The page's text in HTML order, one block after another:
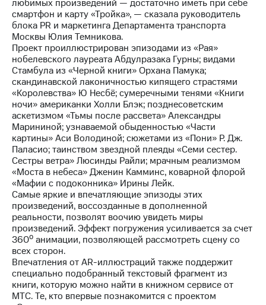
Описание
Программа
приобретения
Порядок
выкупа
акций
Дивиденды
Рынок
облигаций
Описание
Еврооблигации-2023
Уведомление
о
погашении
именных
облигаций
Другое
Регистратор
Реквизиты
Контакты
развитие
деловая этика
На главную
любимых произведений — достаточно иметь при себе
смартфон и карту «Тройка», — сказала руководитель
блока PR и маркетинга Департамента транспорта
Москвы Юлия Темникова.
Проект проиллюстрирован эпизодами из «Рая»
нобелевского лауреата Абдулразака Гурны; видами
Стамбула из «Черной книги» Орхана Памука;
скандинавской лаконичностью кипящего страстями
«Королевства» Ю Несбё; сумеречными тенями «Книги
ночи» американки Холли Блэк; позднесоветским
аскетизмом «Тьмы после рассвета» Александры
Марининой; узнаваемой обыденностью «Части
картины» Аси Володиной; сюжетами из «Пони» Р. Дж.
Паласио; таинством звездной плеяды «Семи сестер.
Сестры ветра» Люсинды Райли; мрачным реализмом
«Моста в небеса» Дженин Камминс, коварной флорой
«Мафии с подоконника» Ирины Лейк.
Самые яркие и впечатляющие эпизоды этих
произведений, воссозданные в дополненной
реальности, позволят воочию увидеть миры
произведений. Эффект погружения усиливается за счет
360⁰ анимации, позволяющей рассмотреть сцену со
всех сторон.
Впечатления от AR-иллюстраций также поддержит
специально подобранный текстовый фрагмент из
книги, которую можно найти в книжном сервисе от
МТС. Те, кто впервые познакомится с проектом